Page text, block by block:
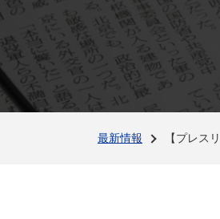
最新情報 【プレス